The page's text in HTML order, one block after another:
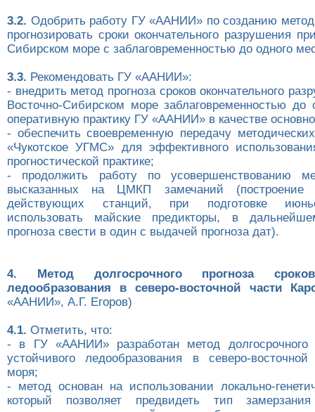
3.2. Одобрить работу ГУ «ААНИИ» по созданию
прогнозировать сроки окончательного разрушения
Сибирском море с заблаговременностью до одного
3.3. Рекомендовать ГУ «ААНИИ»:
- внедрить метод прогноза сроков окончательного
Восточно-Сибирском море заблаговременностью до
оперативную практику ГУ «ААНИИ» в качестве
- обеспечить своевременную передачу
«Чукотское УГМС» для эффективного
прогностической практике;
- продолжить работу по усовершенствованию
высказанных на ЦМКП замечаний (построение
действующих станций, при подготовке
использовать майские предикторы, в
прогноза свести в один с выдачей прогноза дат).
4. Метод долгосрочного прогноза сроков
ледообразования в северо-восточной части
«ААНИИ», А.Г. Егоров)
4.1. Отметить, что:
- в ГУ «ААНИИ» разработан метод долгосрочного
устойчивого ледообразования в северо-
моря;
- метод основан на использовании локально-
который позволяет предвидеть тип